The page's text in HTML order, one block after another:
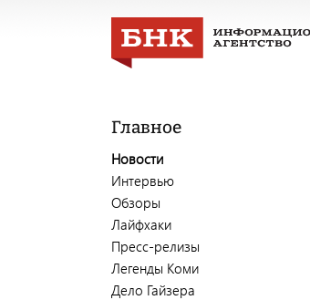
Главное
Новости
Интервью
Обзоры
Лайфхаки
Пресс-релизы
Легенды Коми
Дело Гайзера